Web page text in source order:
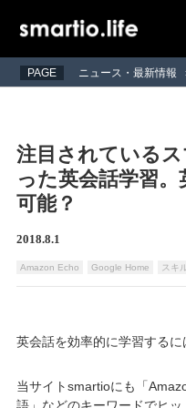
PAGE ニュース・最新情報
注目されている
った英会話学習
可能？
2018.8.1
Amazon Echo Google Home スキ
英会話を効率的に学習するに
当サイトsmartioにも「